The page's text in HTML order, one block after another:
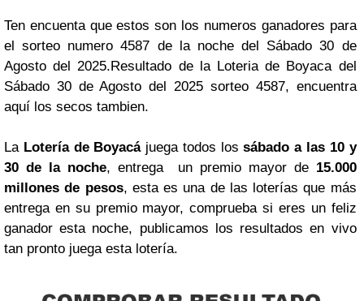
Ten encuenta que estos son los numeros ganadores para
el sorteo numero 4587 de la noche del Sábado 30 de
Agosto del 2025.Resultado de la Loteria de Boyaca del
Sábado 30 de Agosto del 2025 sorteo 4587, encuentra
aquí los secos tambien.
La Lotería de Boyacá juega todos lossábado a las 10 y
30 de la noche, entrega un premio mayor de 15.000
millones de pesos, esta es una de las loterías que más
entrega en su premio mayor, comprueba si eres un feliz
ganador esta noche, publicamos los resultados en vivo
tan pronto juega esta lotería.